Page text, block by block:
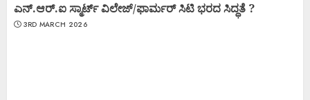
ಎನ್.ಆರ್.ಐ ಸ್ಮಾರ್ಟ್ ವಿಲೇಜ್/ಫಾರ್ಮರ್ ಸಿಟಿ ಭರದ ಸಿದ್ಧತೆ ?
3RD MARCH 2026